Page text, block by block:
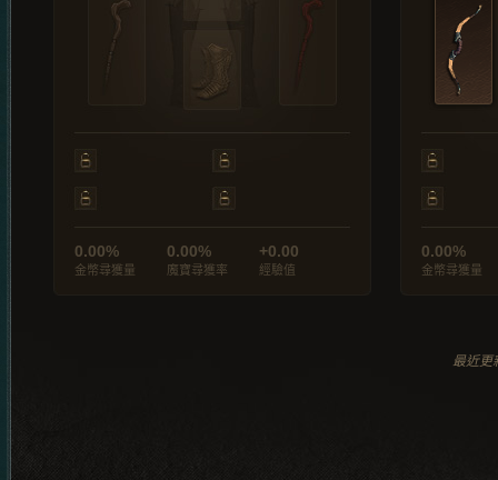
0.00%
金幣尋獲量
0.00%
魔寶尋獲率
+0.00
經驗值
0.00%
金幣尋獲量
最近更